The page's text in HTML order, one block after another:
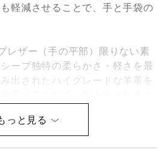
軽減させることで、手と手袋の
レザー（手の平部）限りない素
ープ独特の柔らかさ・軽さを最
出されたハイグレードな羊革を
造（親指部）